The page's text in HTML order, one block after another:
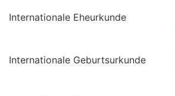
Internationale Eheurkunde
Internationale Geburtsurkunde